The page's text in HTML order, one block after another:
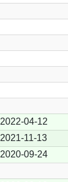
2022-04-12
2021-11-13
2020-09-24